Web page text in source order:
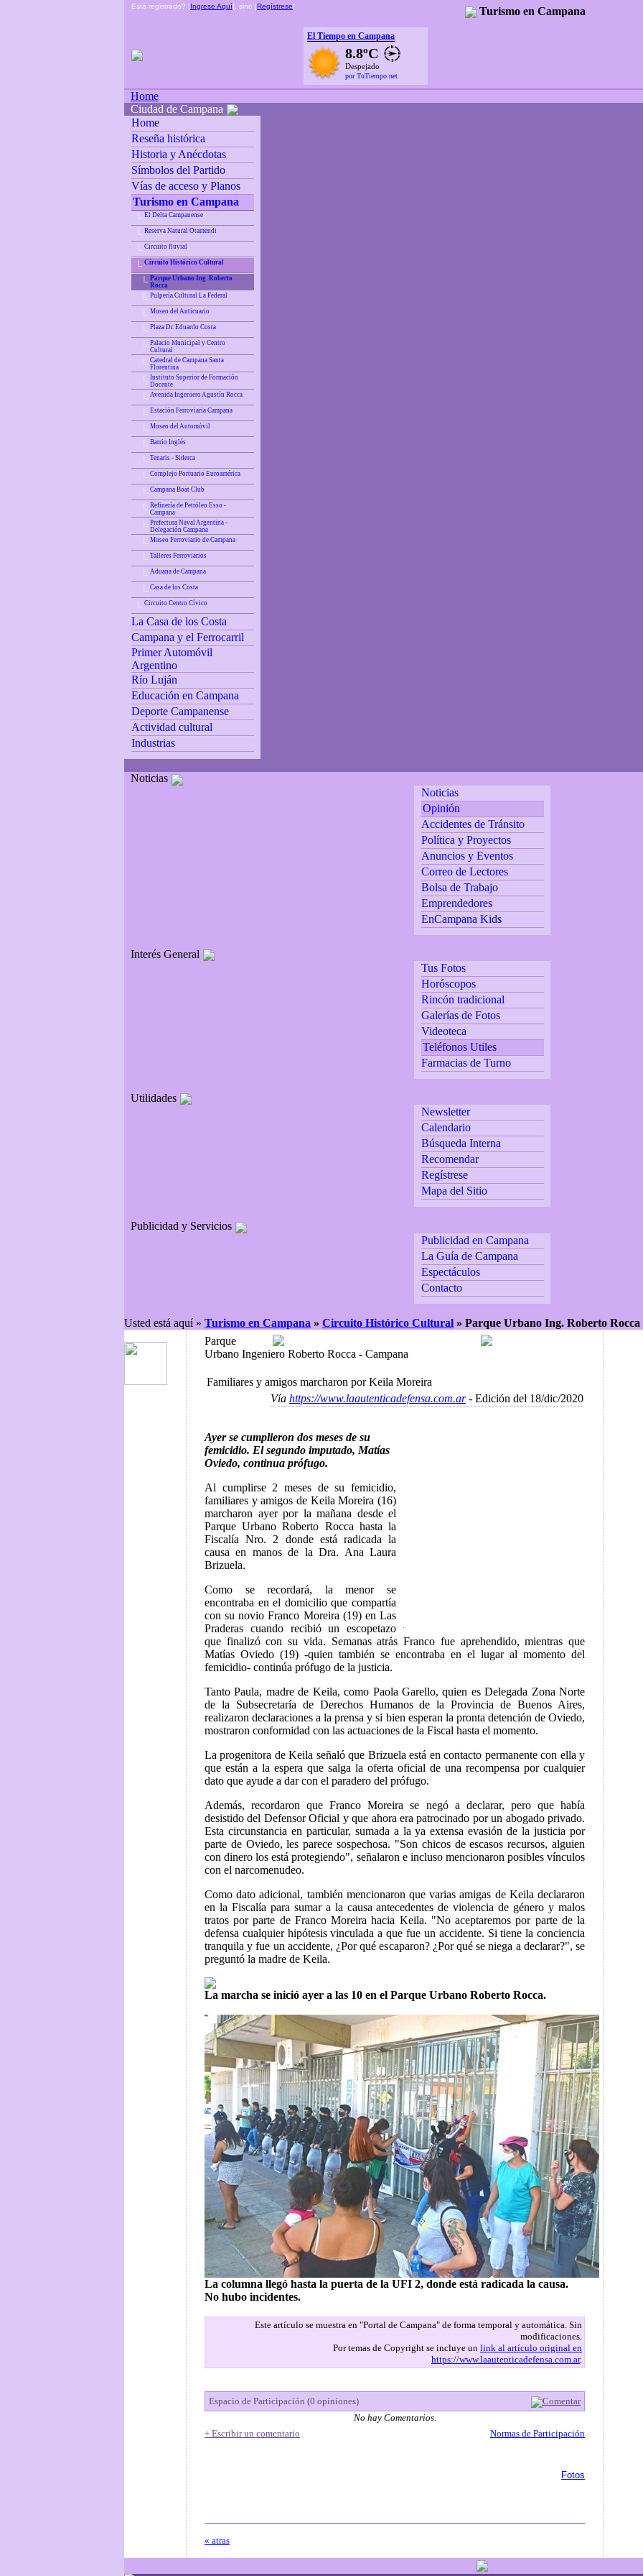
Está registrado? [Ingrese Aquí], sino [Regístrese] Turismo en Campana
El Tiempo en Campana
8.8ºC
Despejado
por TuTiempo.net
Home
Ciudad de Campana
Home
Reseña histórica
Historia y Anécdotas
Símbolos del Partido
Vías de acceso y Planos
Turismo en Campana
El Delta Campanense
Reserva Natural Otamendi
Circuito fluvial
Circuito Histórico Cultural
Parque Urbano Ing. Roberto
Rocca
Pulpería Cultural La Federal
Museo del Anticuario
Plaza Dr. Eduardo Costa
Palacio Municipal y Centro
Cultural
Catedral de Campana Santa
Florentina
Instituto Superior de Formación
Docente
Avenida Ingeniero Agustín Rocca
Estación Ferroviaria Campana
Museo del Automóvil
Barrio Inglés
Tenaris - Siderca
Complejo Portuario Euroamérica
Campana Boat Club
Refinería de Petróleo Esso -
Campana
Prefectura Naval Argentina -
Delegación Campana
Museo Ferroviario de Campana
Talleres Ferroviarios
Aduana de Campana
Casa de los Costa
Circuito Centro Cívico
La Casa de los Costa
Campana y el Ferrocarril
Primer Automóvil
Argentino
Río Luján
Educación en Campana
Deporte Campanense
Actividad cultural
Industrias
Noticias
Noticias
Opinión
Accidentes de Tránsito
Política y Proyectos
Anuncios y Eventos
Correo de Lectores
Bolsa de Trabajo
Emprendedores
EnCampana Kids
Interés General
Tus Fotos
Horóscopos
Rincón tradicional
Galerías de Fotos
Videoteca
Teléfonos Utiles
Farmacias de Turno
Utilidades
Newsletter
Calendario
Búsqueda Interna
Recomendar
Regístrese
Mapa del Sitio
Publicidad y Servicios
Publicidad en Campana
La Guía de Campana
Espectáculos
Contacto
Usted está aquí » Turismo en Campana » Circuito Histórico Cultural » Parque Urbano Ing. Roberto
Parque
Urbano Ingeniero Roberto Rocca - Campana
Familiares y amigos marcharon por Keila Moreira
Vía https://www.laautenticadefensa.com.ar- Edición del 18/dic/2020
Ayer se cumplieron dos meses de su
femicidio. El segundo imputado, Matías
Oviedo, continua prófugo.
Al cumplirse 2 meses de su femicidio,
familiares y amigos de Keila Moreira (16)
marcharon ayer por la mañana desde el
Parque Urbano Roberto Rocca hasta la
Fiscalía Nro. 2 donde está radicada la
causa en manos de la Dra. Ana Laura
Brizuela.
Como se recordará, la menor se
encontraba en el domicilio que compartía
con su novio Franco Moreira (19) en Las
Praderas cuando recibió un escopetazo
que finalizó con su vida. Semanas atrás Franco fue aprehendido, mientras que
Matías Oviedo (19) -quien también se encontraba en el lugar al momento del
femicidio- continúa prófugo de la justicia.
Tanto Paula, madre de Keila, como Paola Garello, quien es Delegada Zona Norte
de la Subsecretaría de Derechos Humanos de la Provincia de Buenos Aires,
realizaron declaraciones a la prensa y si bien esperan la pronta detención de Oviedo,
mostraron conformidad con las actuaciones de la Fiscal hasta el momento.
La progenitora de Keila señaló que Brizuela está en contacto permanente con ella y
que están a la espera que salga la oferta oficial de una recompensa por cualquier
dato que ayude a dar con el paradero del prófugo.
Además, recordaron que Franco Moreira se negó a declarar, pero que había
desistido del Defensor Oficial y que ahora era patrocinado por un abogado privado.
Esta circunstancia en particular, sumada a la ya extensa evasión de la justicia por
parte de Oviedo, les parece sospechosa. "Son chicos de escasos recursos, alguien
con dinero los está protegiendo", señalaron e incluso mencionaron posibles vínculos
con el narcomenudeo.
Como dato adicional, también mencionaron que varias amigas de Keila declararon
en la Fiscalía para sumar a la causa antecedentes de violencia de género y malos
tratos por parte de Franco Moreira hacia Keila. "No aceptaremos por parte de la
defensa cualquier hipótesis vinculada a que fue un accidente. Si tiene la conciencia
tranquila y fue un accidente, ¿Por qué escaparon? ¿Por qué se niega a declarar?", se
preguntó la madre de Keila.
La marcha se inició ayer a las 10 en el Parque Urbano Roberto Rocca.
La columna llegó hasta la puerta de la UFI 2, donde está radicada la causa.
No hubo incidentes.
Este artículo se muestra en "Portal de Campana" de forma temporal y automática. Sin
modificaciones.
Por temas de Copyright se incluye un link al artículo original en
https://www.laautenticadefensa.com.ar.
Comentar
Espacio de Participación (0 opiniones)
No hay Comentarios.
Normas de Participación
+ Escribir un comentario
Fotos
« atras